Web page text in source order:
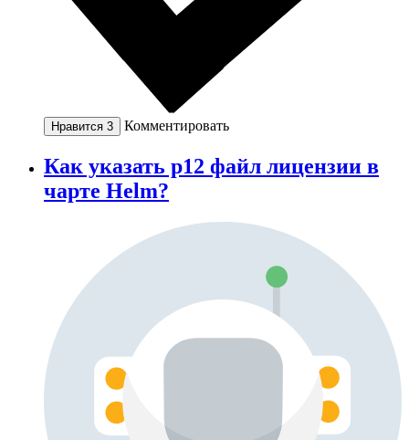
Нравится 3 Комментировать
Как указать p12 файл лицензии в
чарте Helm?